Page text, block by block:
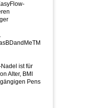
ist für
Alter, BMI
Pens